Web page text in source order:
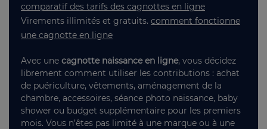
comparatif des tarifs des cagnottes en ligne
Virements illimités et gratuits. comment fonctionne
une cagnotte en ligne
Avec une cagnotte naissance en ligne, vous décidez
librement comment utiliser les contributions : achat
de puériculture, vêtements, aménagement de la
chambre, accessoires, séance photo naissance, baby
shower ou budget supplémentaire pour les premiers
mois. Vous n’êtes pas limité à une marque ou à une